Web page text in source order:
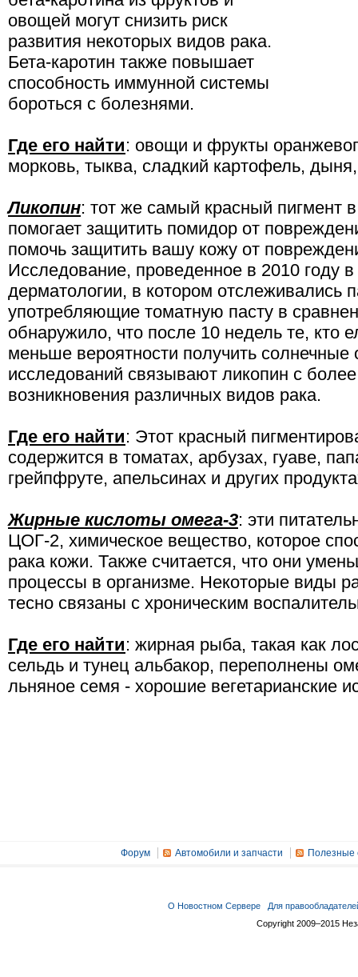
овощей могут снизить риск
развития некоторых видов рака.
Бета-каротин также повышает
способность иммунной системы
бороться с болезнями.
Где его найти: овощи и фрукты
морковь, тыква, сладкий картофель,
Ликопин: тот же самый красный пигмент
помогает защитить помидор от
помочь защитить вашу кожу от
Исследование, проведенное в 2010 году
дерматологии, в котором отслеживались
употребляющие томатную пасту в
обнаружило, что после 10 недель те, кто
меньше вероятности получить солнечные
исследований связывают ликопин с
возникновения различных видов рака.
Где его найти: Этот красный
содержится в томатах, арбузах, гуаве,
грейпфруте, апельсинах и других
Жирные кислоты омега-3: эти
ЦОГ-2, химическое вещество, которое
рака кожи. Также считается, что они
процессы в организме. Некоторые виды
тесно связаны с хроническим
Где его найти: жирная рыба, такая как
сельдь и тунец альбакор, переполнены
льняное семя - хорошие вегетарианские
Форум Автомобили и запчасти Полезные
О Новостном Сервере
Для
Copyright 2009–2015